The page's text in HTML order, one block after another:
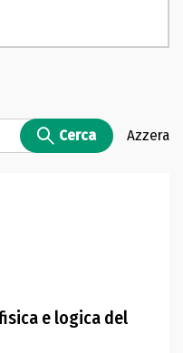
Cerca Azzera
e logica del